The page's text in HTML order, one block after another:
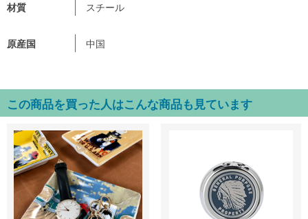
材質 スチール
原産国 中国
この商品を買った人はこんな商品も見ています